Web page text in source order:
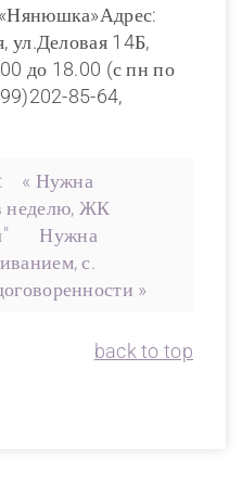
ул.Деловая 14Б,
до 18.00 (с пн по
85-64,
« Нужна
неделю, ЖК
Нужна
с.
»
back to top